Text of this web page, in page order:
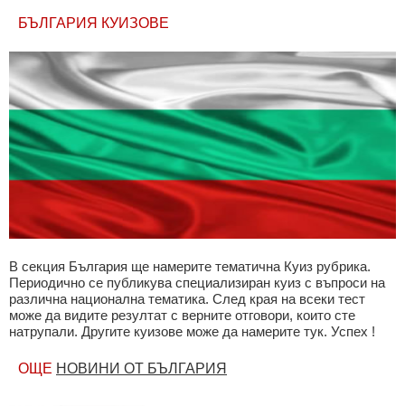
БЪЛГАРИЯ КУИЗОВЕ
В секция България ще намерите тематична Куиз рубрика.
Периодично се публикува специализиран куиз с въпроси на
различна национална тематика. След края на всеки тест
може да видите резултат с верните отговори, които сте
натрупали. Другите куизове може да намерите тук. Успех !
ОЩЕ НОВИНИ ОТ БЪЛГАРИЯ